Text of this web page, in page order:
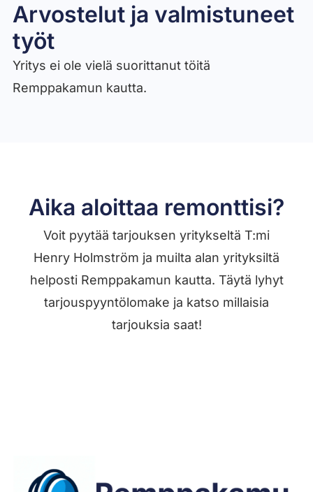
Arvostelut ja valmistuneet
työt​
Yritys ei ole vielä suorittanut töitä
Remppakamun kautta.
Aika aloittaa remonttisi?
Voit pyytää tarjouksen yritykseltä T:mi
Henry Holmström ja muilta alan yrityksiltä
helposti Remppakamun kautta. Täytä lyhyt
tarjouspyyntölomake ja katso millaisia
tarjouksia saat!